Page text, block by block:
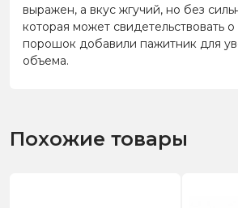
выражен, а вкус жгучий, но без
которая может свидетельствовать о
порошок добавили пажитник для
объема.
Похожие товары